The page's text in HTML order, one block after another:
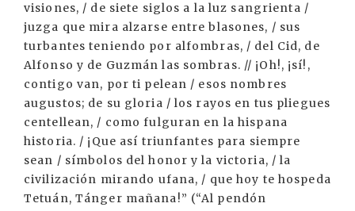
visiones, / de siete siglos a la luz sangrienta /
juzga que mira alzarse entre blasones, / sus
turbantes teniendo por alfombras, / del Cid, de
Alfonso y de Guzmán las sombras. // ¡Oh!, ¡sí!,
contigo van, por ti pelean / esos nombres
augustos; de su gloria / los rayos en tus pliegues
centellean, / como fulguran en la hispana
historia. / ¡Que así triunfantes para siempre
sean / símbolos del honor y la victoria, / la
civilización mirando ufana, / que hoy te hospeda
Tetuán, Tánger mañana!” (“Al pendón